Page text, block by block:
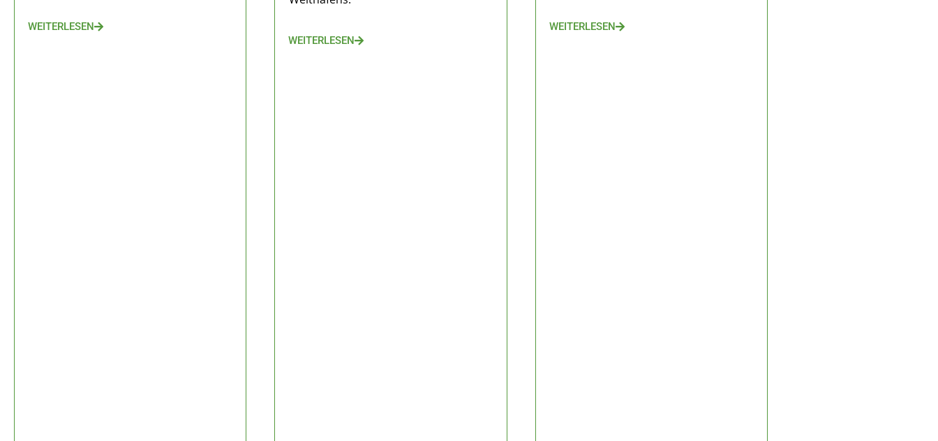
WEITERLESEN
WEITERLESEN
WEITERLESEN